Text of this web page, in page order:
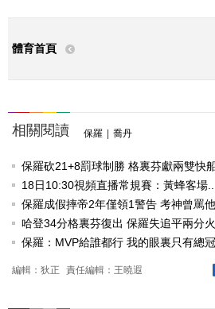
體育首頁
相關閱讀 保羅 喬丹
保羅砍21+8罰球制勝 格裏芬獻兩雙快船
18日10:30視頻直播常規賽：黃蜂客場...
保羅成假摔帝2年僅領1警告 考神曾罵他
哈登34分格裏芬復出 保羅失追平兩分火
保羅：MVP給誰都行 我的眼裏只有總冠
編輯：狄正 責任編輯：王曉遐